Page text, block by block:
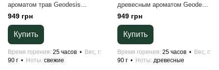
ароматом трав Geodesis
Rooibos 90 г
949 грн
Купить
Время горения 25 часов
Вес, г
90 г
Ноты свежие
древесным ароматом Geodesis
Agar Wood 90 г
949 грн
Купить
Время горения 25 часов
Вес, г
90 г
Ноты древесные